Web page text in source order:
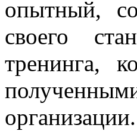
опытный,
своего
тренинга,
организации.